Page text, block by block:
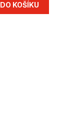
DO KOŠÍKU